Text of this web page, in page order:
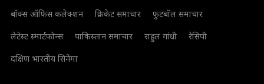
बॉक्स ऑफिस कलेक्शन
क्रिकेट समाचार
फुटबॉल समाचार
लेटेस्ट स्मार्टफोन्स
पाकिस्तान समाचार राहुल गांधी
रेसिपी
दक्षिण भारतीय सिनेमा